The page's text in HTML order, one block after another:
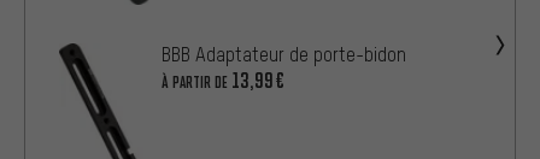
BBB Adaptateur de porte-bidon
À PARTIR DE 13,99€